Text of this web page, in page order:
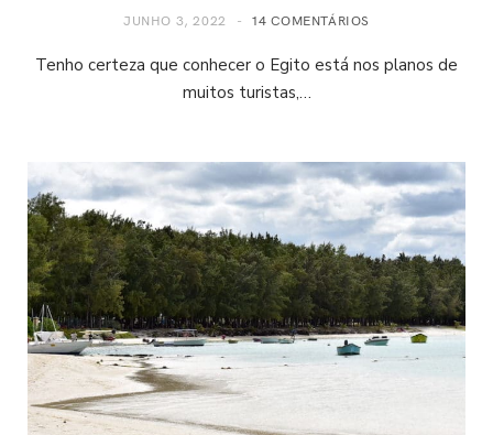
JUNHO 3, 2022 14 COMENTÁRIOS
Tenho certeza que conhecer o Egito está nos planos de
muitos turistas,…